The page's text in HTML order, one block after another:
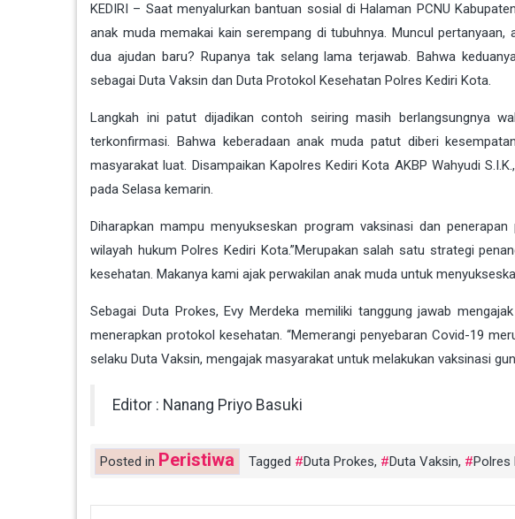
KEDIRI – Saat menyalurkan bantuan sosial di Halaman PCNU
anak muda memakai kain serempang di tubuhnya. Muncul pertanyaan,
dua ajudan baru? Rupanya tak selang lama terjawab. Bahwa
sebagai Duta Vaksin dan Duta Protokol Kesehatan Polres Kediri Kota.
Langkah ini patut dijadikan contoh seiring masih berlangsungnya
terkonfirmasi. Bahwa keberadaan anak muda patut diberi
masyarakat luat. Disampaikan Kapolres Kediri Kota AKBP Wahyudi
pada Selasa kemarin.
Diharapkan mampu menyukseskan program vaksinasi dan
wilayah hukum Polres Kediri Kota.”Merupakan salah satu strategi
kesehatan. Makanya kami ajak perwakilan anak muda untuk
Sebagai Duta Prokes, Evy Merdeka memiliki tanggung jawab
menerapkan protokol kesehatan. “Memerangi penyebaran Covid-19
selaku Duta Vaksin, mengajak masyarakat untuk melakukan vaksinasi
Editor : Nanang Priyo Basuki
Posted in Peristiwa Tagged Duta Prokes, Duta Vaksin, Polres